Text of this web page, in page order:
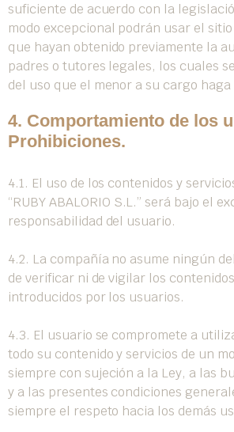
suficiente de acuerdo con la
modo excepcional podrán usar el
que hayan obtenido previamente la
padres o tutores legales, los cuales
del uso que el menor a su cargo haga
4. Comportamiento de los
Prohibiciones.
4.1. El uso de los contenidos y
“RUBY ABALORIO S.L.” será bajo el
responsabilidad del usuario.
4.2. La compañía no asume ningún
de verificar ni de vigilar los
introducidos por los usuarios.
4.3. El usuario se compromete a
todo su contenido y servicios de un
siempre con sujeción a la Ley, a las
y a las presentes condiciones
siempre el respeto hacia los demás